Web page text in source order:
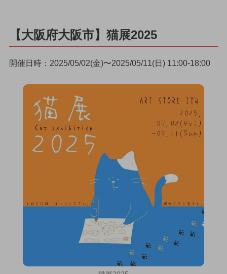
【大阪府大阪市】猫展2025
開催日時：2025/05/02(金)〜2025/05/11(日) 11:00-18:00